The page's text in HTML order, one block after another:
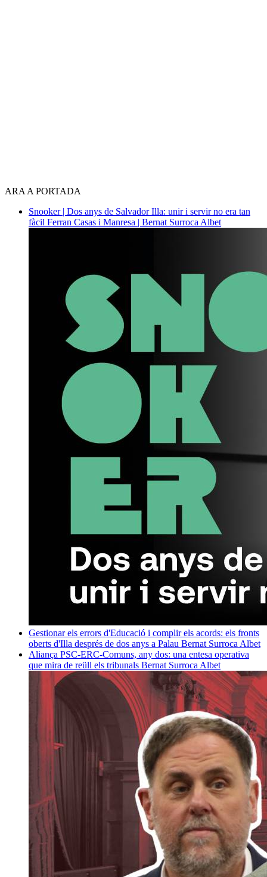
ARA A PORTADA
Snooker | Dos anys de Salvador Illa: unir i servir no era tan
fàcil Ferran Casas i Manresa | Bernat Surroca Albet
Gestionar els errors d'Educació i complir els acords: els fronts
oberts d'Illa després de dos anys a Palau Bernat Surroca Albet
Aliança PSC-ERC-Comuns, any dos: una entesa operativa
que mira de reüll els tribunals Bernat Surroca Albet